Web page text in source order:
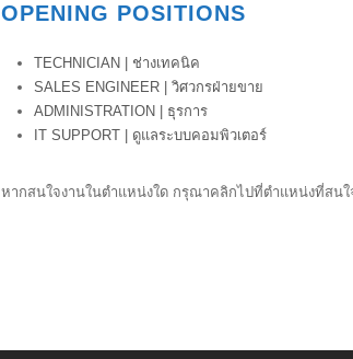
OPENING POSITIONS
TECHNICIAN | ช่างเทคนิค
SALES ENGINEER | วิศวกรฝ่ายขาย
ADMINISTRATION | ธุรการ
IT SUPPORT | ดูแลระบบคอมพิวเตอร์
หากสนใจงานในตำแหน่งใด กรุณาคลิกไปที่ตำแหน่งที่สน